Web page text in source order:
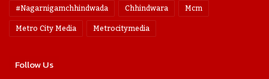
#nagarnigamchhindwada
Chhindwara
Mcm
Metro City Media
Metrocitymedia
Follow Us